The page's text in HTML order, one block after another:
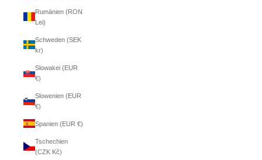
Rumänien (RON
Lei)
Schweden (SEK
kr)
Slowakei (EUR
€)
Slowenien (EUR
€)
Spanien (EUR €)
Tschechien
(CZK Kč)